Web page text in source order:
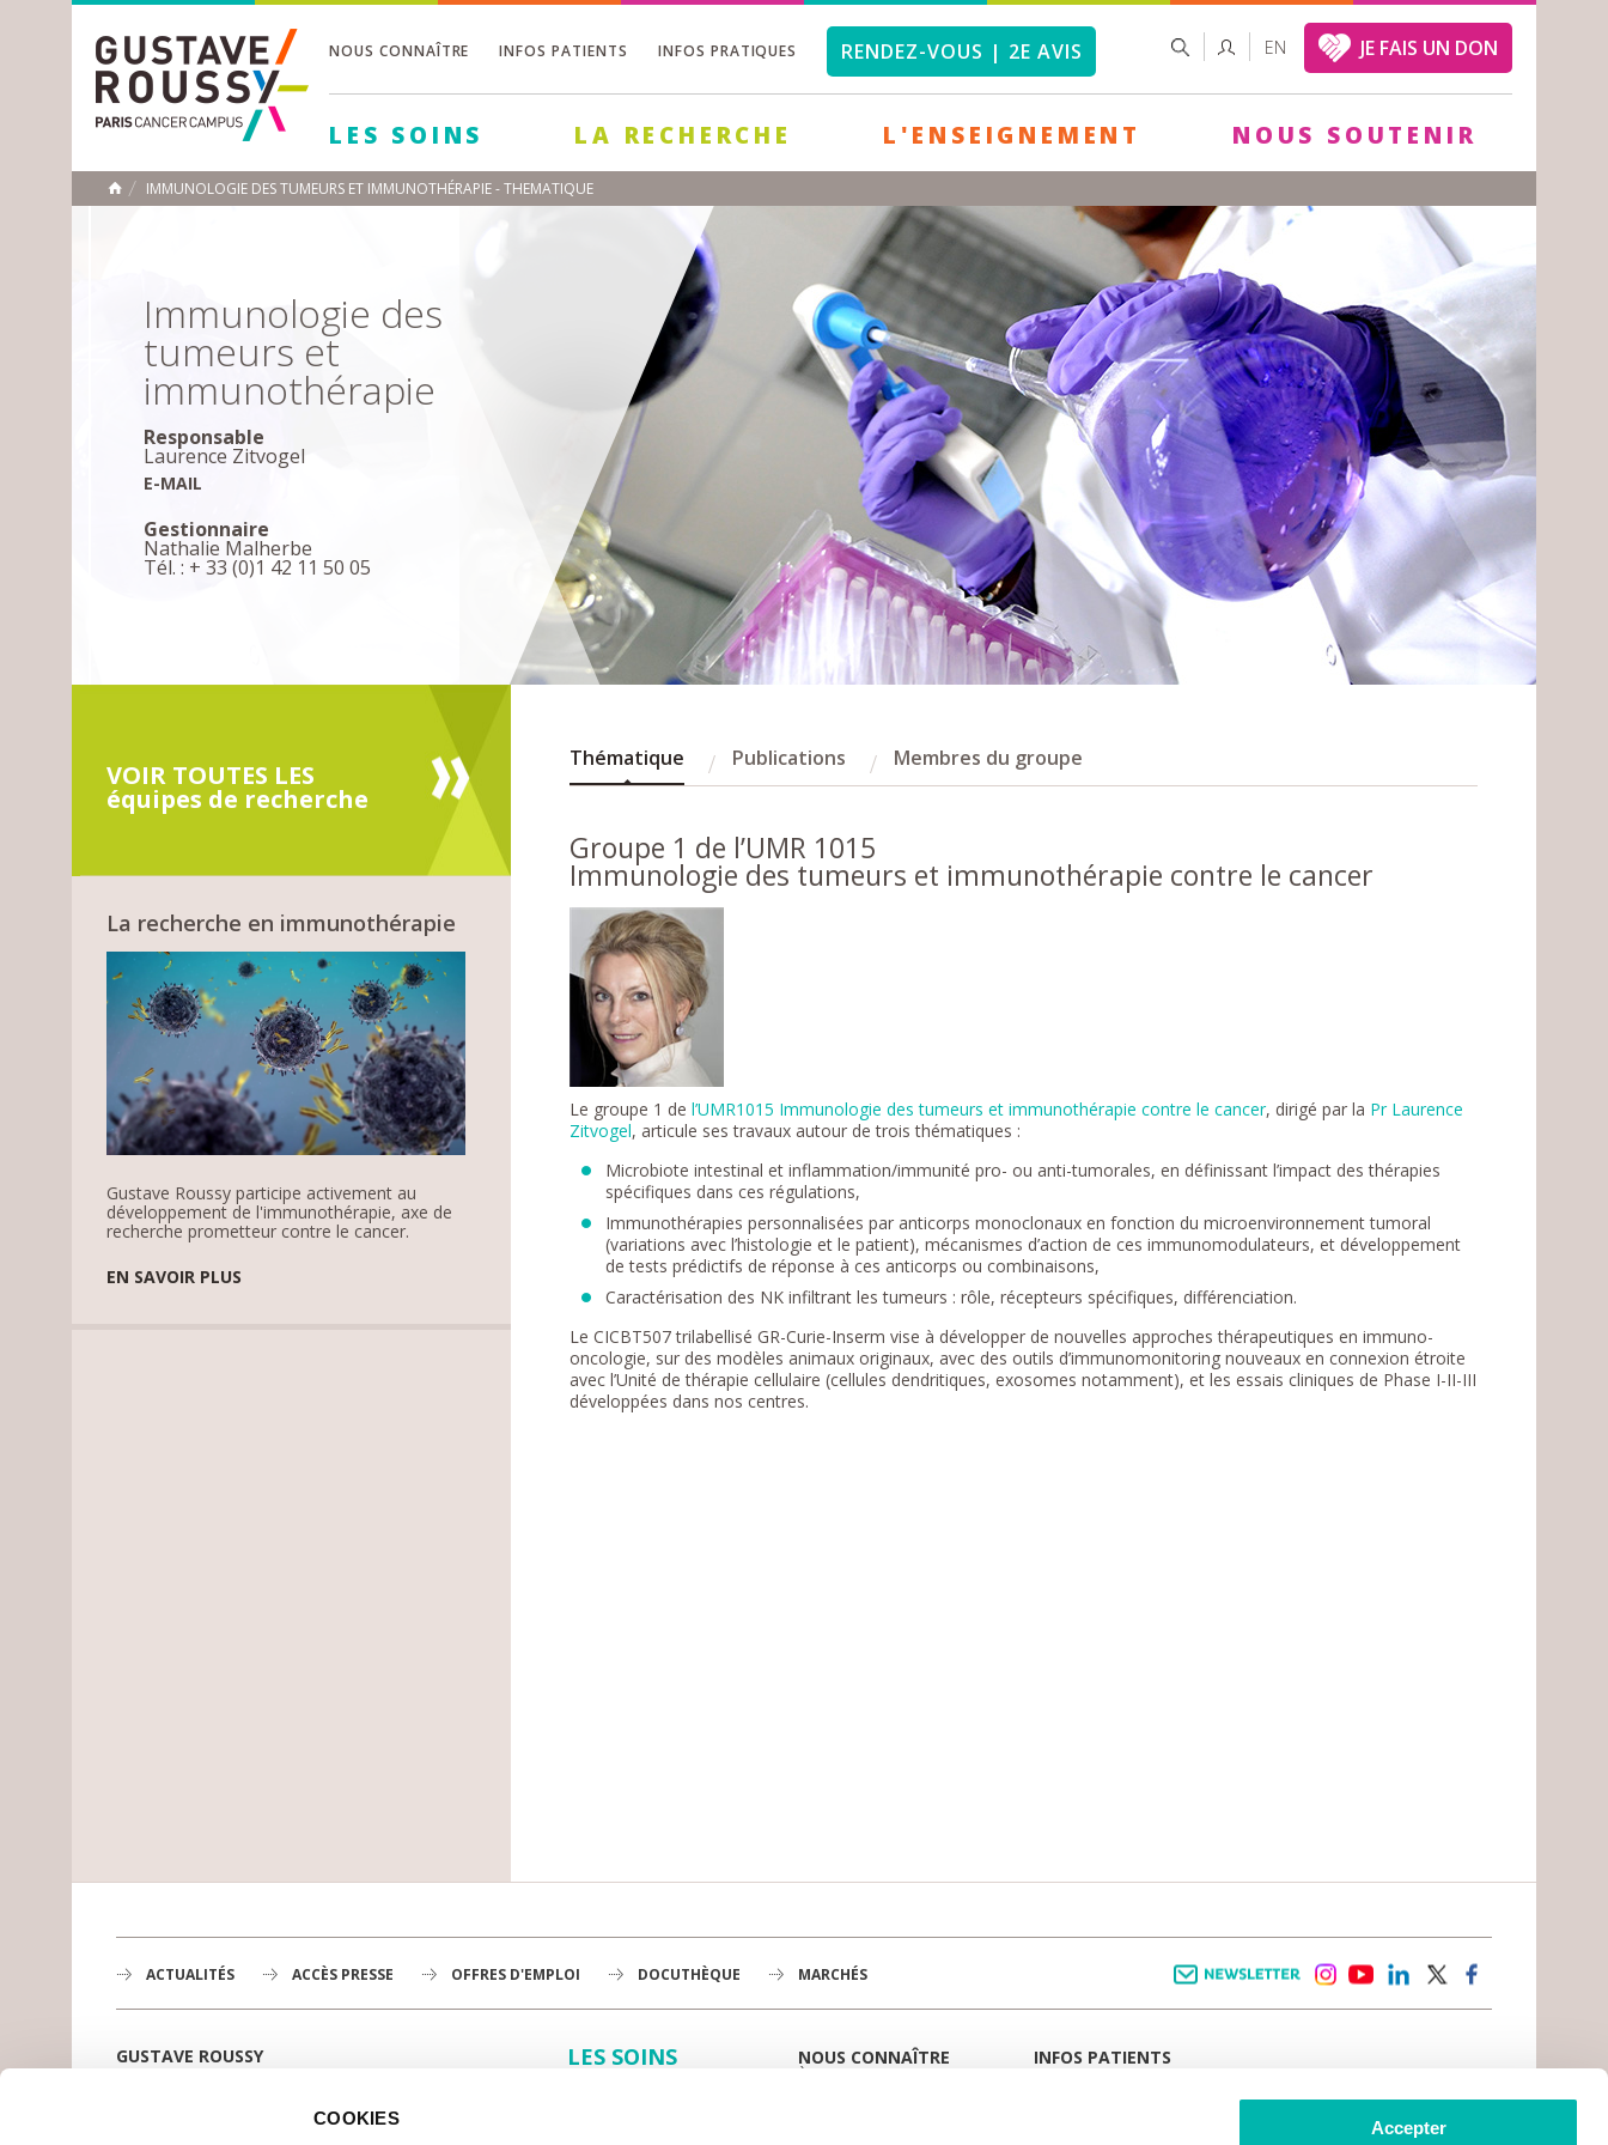
COOKIES Accepter
NOUS CONNAÎTRE INFOS PATIENTS INFOS PRATIQUES RENDEZ-VOUS | 2E AVIS FORMULAIRE
DE
RECHERCHER EN JE FAIS UN DON
LES SOINS LA RECHERCHE L'ENSEIGNEMENT NOUS SOUTENIR
ACCUEIL
IMMUNOLOGIE DES TUMEURS ET IMMUNOTHÉRAPIE - THEMATIQUE
Immunologie des
tumeurs et
immunothérapie
Responsable
Laurence Zitvogel
E-MAIL
Gestionnaire
Nathalie Malherbe
Tél. : + 33 (0)1 42 11 50 05
VOIR TOUTES LES
équipes de recherche
La recherche en immunothérapie
Gustave Roussy participe activement au
développement de l'immunothérapie, axe de
recherche prometteur contre le cancer.
EN SAVOIR PLUS
Thématique Publications Membres du groupe
Groupe 1 de l’UMR 1015
Immunologie des tumeurs et immunothérapie contre le cancer
Le groupe 1 del’UMR1015 Immunologie des tumeurs et immunothérapie contre le cancer, dirigé par la Pr Laurence
Zitvogel, articule ses travaux autour de trois thématiques :
Microbiote intestinal et inflammation/immunité pro- ou anti-tumorales, en définissant l’impact des thérapies
spécifiques dans ces régulations,
Immunothérapies personnalisées par anticorps monoclonaux en fonction du microenvironnement tumoral
(variations avec l’histologie et le patient), mécanismes d’action de ces immunomodulateurs, et développement
de tests prédictifs de réponse à ces anticorps ou combinaisons,
Caractérisation des NK infiltrant les tumeurs : rôle, récepteurs spécifiques, différenciation.
Le CICBT507 trilabellisé GR-Curie-Inserm vise à développer de nouvelles approches thérapeutiques en immuno-
oncologie, sur des modèles animaux originaux, avec des outils d’immunomonitoring nouveaux en connexion étroite
avec l’Unité de thérapie cellulaire (cellules dendritiques, exosomes notamment), et les essais cliniques de Phase I-II-III
développées dans nos centres.
ACTUALITÉS ACCÈS PRESSE OFFRES D'EMPLOI DOCUTHÈQUE MARCHÉS
GUSTAVE ROUSSY
LES SOINS
NOUS CONNAÎTRE
À LA UNE
INFOS PATIENTS